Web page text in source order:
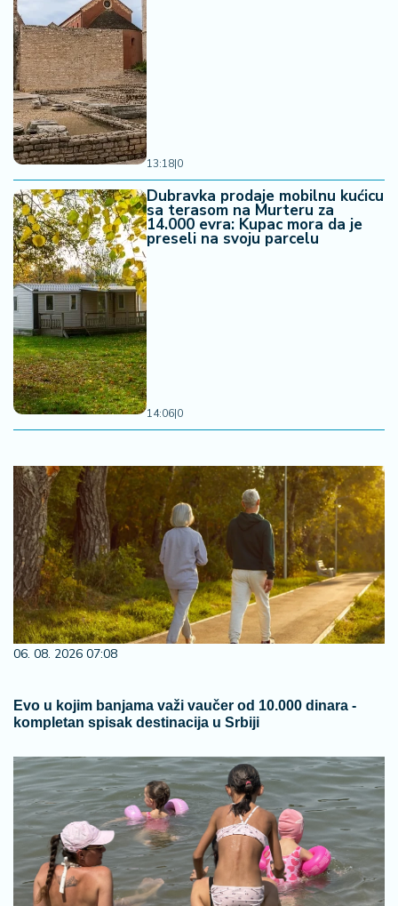
13:18|0
Dubravka prodaje mobilnu kućicu
sa terasom na Murteru za
14.000 evra: Kupac mora da je
preseli na svoju parcelu
14:06|0
06. 08. 2026 07:08
Evo u kojim banjama važi vaučer od 10.000 dinara -
kompletan spisak destinacija u Srbiji